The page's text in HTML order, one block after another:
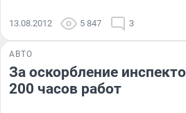
13.08.2012 5 847 3
АВТО
За оскорбление
200 часов работ